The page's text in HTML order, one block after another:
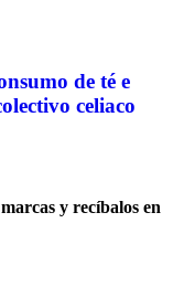
de té e
celiaco
y recíbalos en